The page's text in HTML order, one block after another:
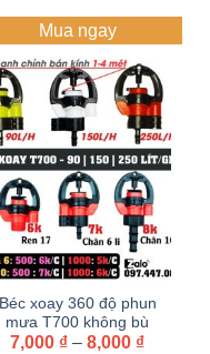
Mua ngay
Béc xoay 360 độ phun
mưa T700 không bù
áp, 90 và 250 lít chân 6
7,000 ₫ – 8,000 ₫Khoảng